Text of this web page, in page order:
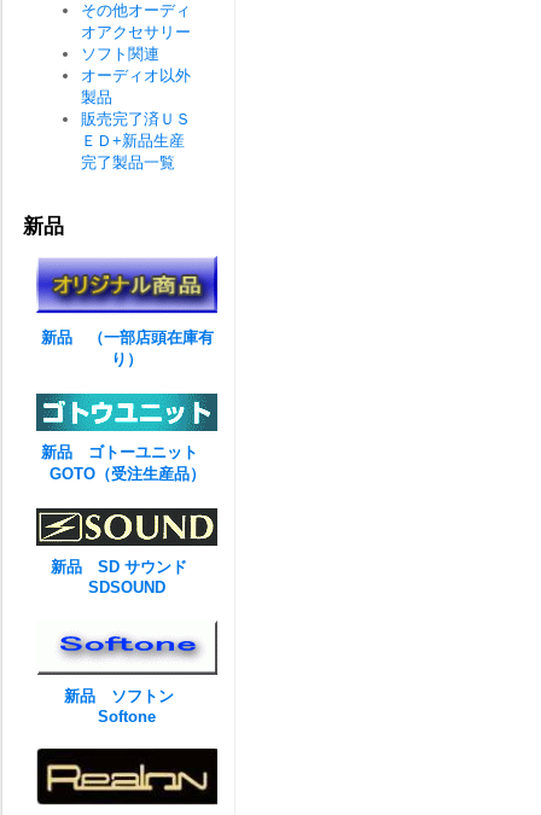
その他オーディ
オアクセサリー
ソフト関連
オーディオ以外
製品
販売完了済ＵＳ
ＥＤ+新品生産
完了製品一覧
新品
新品 （一部店頭在庫有
り）
新品 ゴトーユニット
GOTO（受注生産品）
新品 SD サウンド
SDSOUND
新品 ソフトン
Softone